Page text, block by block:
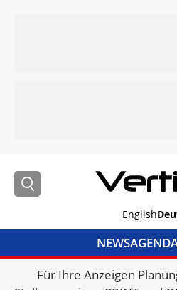
English
NEWS
Für Ihre Anzeigen